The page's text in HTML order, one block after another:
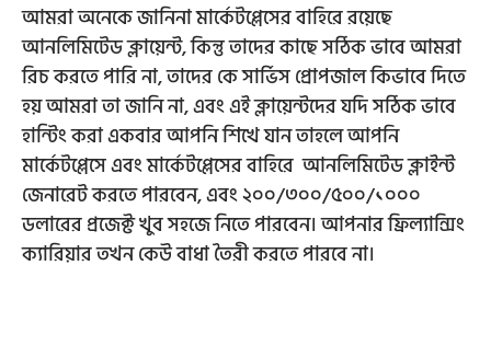
আমরা অনেকে জানিনা মার্কেটপ্লেসের বাহিরে রয়েছে
আনলিমিটেড ক্লায়েন্ট, কিন্তু তাদের কাছে সঠিক ভাবে আমরা
রিচ করতে পারি না, তাদের কে সার্ভিস প্রোপজাল কিভাবে দিতে
হয় আমরা তা জানি না, এবং এই ক্লায়েন্টদের যদি সঠিক ভাবে
হান্টিং করা একবার আপনি শিখে যান তাহলে আপনি
মার্কেটপ্লেসে এবং মার্কেটপ্লেসের বাহিরে আনলিমিটেড ক্লাইন্ট
জেনারেট করতে পারবেন, এবং ২০০/৩০০/৫০০/১০০০
ডলারের প্রজেক্ট খুব সহজে নিতে পারবেন। আপনার ফ্রিল্যান্সিং
ক্যারিয়ার তখন কেউ বাধা তৈরী করতে পারবে না।